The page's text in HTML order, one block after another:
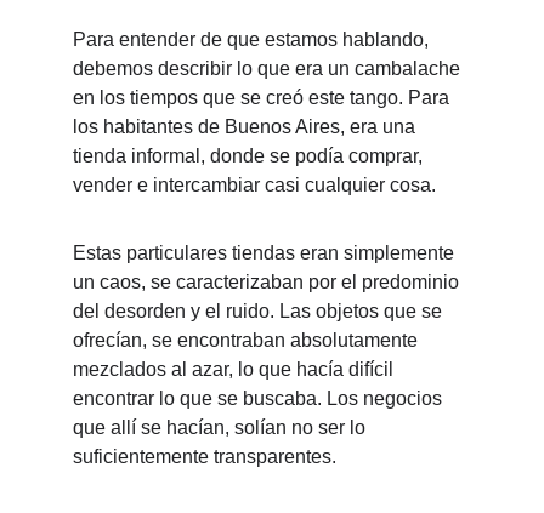
Para entender de que estamos hablando,
debemos describir lo que era un cambalache
en los tiempos que se creó este tango. Para
los habitantes de Buenos Aires, era una
tienda informal, donde se podía comprar,
vender e intercambiar casi cualquier cosa.
Estas particulares tiendas eran simplemente
un caos, se caracterizaban por el predominio
del desorden y el ruido. Las objetos que se
ofrecían, se encontraban absolutamente
mezclados al azar, lo que hacía difícil
encontrar lo que se buscaba. Los negocios
que allí se hacían, solían no ser lo
suficientemente transparentes.